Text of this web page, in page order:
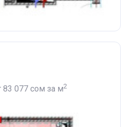
‍83 077 сом за м2